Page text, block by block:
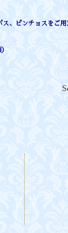
、ピンチョスをご用